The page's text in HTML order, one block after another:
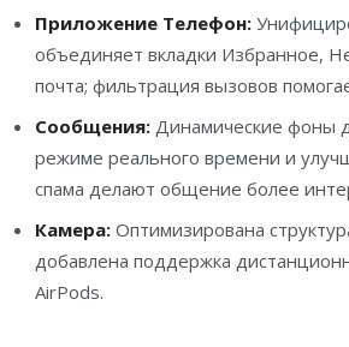
Приложение Телефон:
объединяет вкладки Избранное,
почта; фильтрация вызовов
Сообщения:Динамические фоны
режиме реального времени и
спама делают общение более
Камера:Оптимизирована
добавлена поддержка
AirPods.